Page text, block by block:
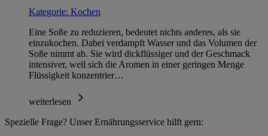
Kategorie: Kochen
Eine Soße zu reduzieren, bedeutet nichts anderes, als sie
einzukochen. Dabei verdampft Wasser und das Volumen der
Soße nimmt ab. Sie wird dickflüssiger und der Geschmack
intensiver, weil sich die Aromen in einer geringen Menge
Flüssigkeit konzentrier…
weiterlesen
Spezielle Frage? Unser Ernährungsservice hilft gern: